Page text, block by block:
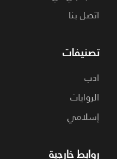
اتصل بنا
تصنيفات
ادب
الروايات
إسلامي
روابط خارجية